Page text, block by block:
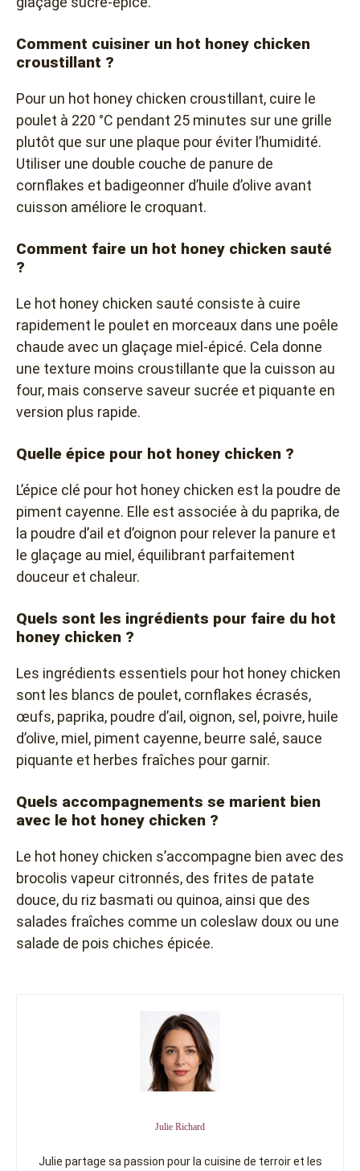
Comment cuisiner un hot honey chicken
croustillant ?
Pour un hot honey chicken croustillant, cuire le
poulet à 220 °C pendant 25 minutes sur une grille
plutôt que sur une plaque pour éviter l’humidité.
Utiliser une double couche de panure de
cornflakes et badigeonner d’huile d’olive avant
cuisson améliore le croquant.
Comment faire un hot honey chicken sauté
?
Le hot honey chicken sauté consiste à cuire
rapidement le poulet en morceaux dans une poêle
chaude avec un glaçage miel-épicé. Cela donne
une texture moins croustillante que la cuisson au
four, mais conserve saveur sucrée et piquante en
version plus rapide.
Quelle épice pour hot honey chicken ?
L’épice clé pour hot honey chicken est la poudre de
piment cayenne. Elle est associée à du paprika, de
la poudre d’ail et d’oignon pour relever la panure et
le glaçage au miel, équilibrant parfaitement
douceur et chaleur.
Quels sont les ingrédients pour faire du hot
honey chicken ?
Les ingrédients essentiels pour hot honey chicken
sont les blancs de poulet, cornflakes écrasés,
œufs, paprika, poudre d’ail, oignon, sel, poivre, huile
d’olive, miel, piment cayenne, beurre salé, sauce
piquante et herbes fraîches pour garnir.
Quels accompagnements se marient bien
avec le hot honey chicken ?
Le hot honey chicken s’accompagne bien avec des
brocolis vapeur citronnés, des frites de patate
douce, du riz basmati ou quinoa, ainsi que des
salades fraîches comme un coleslaw doux ou une
salade de pois chiches épicée.
Julie Richard
Julie partage sa passion pour la cuisine de terroir et les